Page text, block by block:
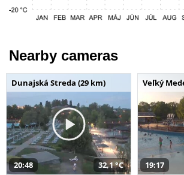
Nearby cameras
Dunajská Streda (29 km)
20:48 32,1 °C
Veľký
19:17